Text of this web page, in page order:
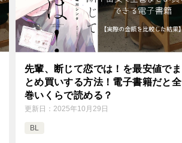
先輩、断じて恋では！を最安値でま
とめ買いする方法！電子書籍だと全
巻いくらで読める？
更新日： 2025年10月29日
BL